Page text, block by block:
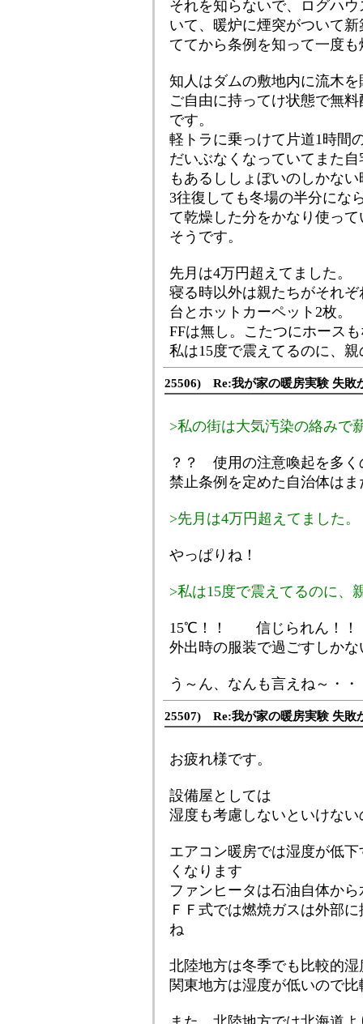
それを知らないで、ログハ
いて、暖炉に煙突がついて
ててから条例を知って一度
知人はダムの敷地内に流木
ご自由に持ってけ状態で無
です。
軽トラに乗っけて片道1時間
だいぶなくなっていてまた
もあるししょぼいのしかな
3往復しても冬場の半分にな
て乾燥した分をかなり使っ
そうです。
先月は4万円超えてました。
寝る時以外は親たちがそれ
台とホットカーペット2枚。
FFは無し。こたつにホース
私は15度で震えてるのに、
25506) Re:我が家の暖房実験 失敗
>私の街は大気汚染の絡みで
？？ 使用の注意喚起を多く
禁止条例を定めた自治体は
>先月は4万円超えてました。
やっぱりね！
>私は15度で震えてるのに、
15℃！！ 信じられん！！
外出時の服装で過ごすしか
う～ん、なんも言えね～・・
25507) Re:我が家の暖房実験 失敗
お疲れ様です。
設備屋としては
湿度も考慮しないといけな
エアコン暖房では湿度が低
くなります
ファンヒータは石油自体か
ＦＦ式では燃焼ガスは外部
ね
北陸地方は冬季でも比較的
関東地方は湿度が低いので